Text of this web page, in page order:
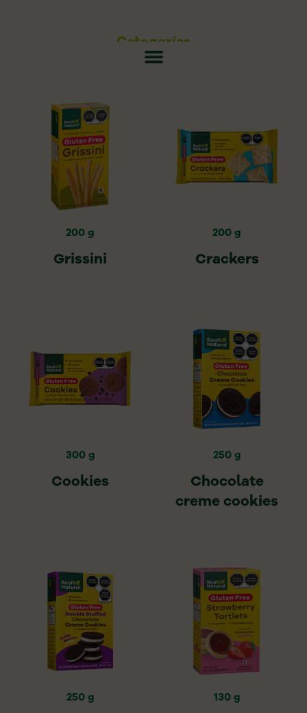
Categorías
200 g
Grissini
200 g
Crackers
300 g
Cookies
250 g
Chocolate
creme cookies
250 g 130 g